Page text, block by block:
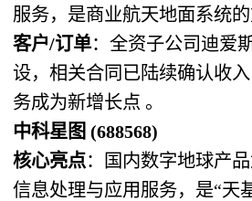
服务，是商业航天地面系统的
客户/订单：全资子公司迪爱
设，相关合同已陆续确认收
务成为新增长点 。
中科星图 (688568)
核心亮点：国内数字地球产
信息处理与应用服务，是“天